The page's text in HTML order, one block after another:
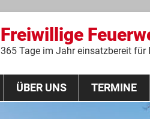
Freiwillige
365 Tage im Jahr einsatzbereit für
ÜBER UNS TERMINE
THL Lehrgang 2020